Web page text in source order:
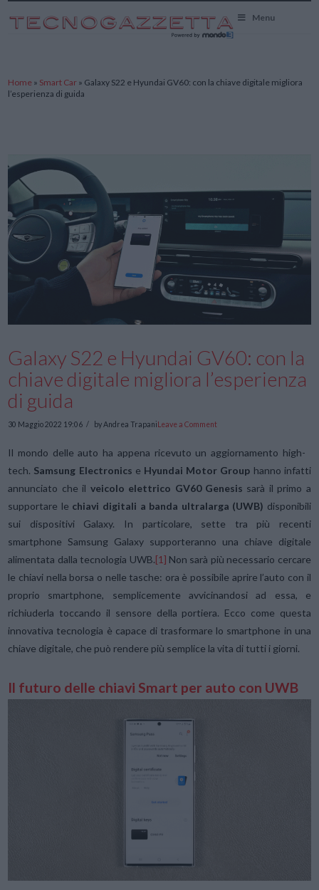
Menu
Home » Smart Car » Galaxy S22 e Hyundai GV60: con la chiave digitale migliora
l’esperienza di guida
Galaxy S22 e Hyundai GV60: con la
chiave digitale migliora l’esperienza
di guida
30 Maggio 2022 19:06 by Andrea TrapaniLeave a Comment
Il mondo delle auto ha appena ricevuto un aggiornamento high-
tech. Samsung Electronics e Hyundai Motor Group hanno infatti
annunciato che il veicolo elettrico GV60 Genesis sarà il primo a
supportare le chiavi digitali a banda ultralarga (UWB) disponibili
sui dispositivi Galaxy. In particolare, sette tra più recenti
smartphone Samsung Galaxy supporteranno una chiave digitale
alimentata dalla tecnologia UWB.[1] Non sarà più necessario cercare
le chiavi nella borsa o nelle tasche: ora è possibile aprire l’auto con il
proprio smartphone, semplicemente avvicinandosi ad essa, e
richiuderla toccando il sensore della portiera. Ecco come questa
innovativa tecnologia è capace di trasformare lo smartphone in una
chiave digitale, che può rendere più semplice la vita di tutti i giorni.
Il futuro delle chiavi Smart per auto con UWB